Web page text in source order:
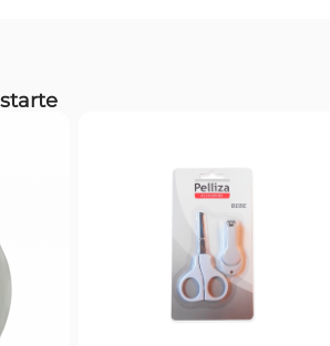
para escribir un comentario.